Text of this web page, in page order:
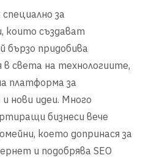
за
които създават
бързо придобива
света на технологиите,
платформа за
нови идеи. Много
бизнеси вече
което допринася за
и подобрява SEO